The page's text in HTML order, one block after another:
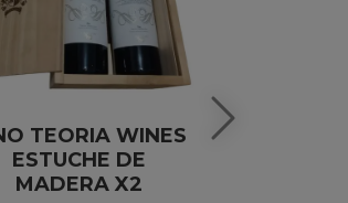
TEORIA WINES
ESTUCHE DE
MADERA X2